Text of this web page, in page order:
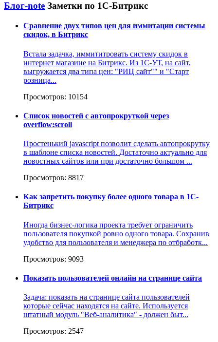
Блог-note Заметки по 1С-Битрикс
Сравнение двух типов цен для иммитации системы
скидок, в Битрикс
Встала задачка, иммититровать систему скидок в
интернет магазине на Битрикс. Из 1С-УТ, на сайт,
выгружается два типа цен: "РИЦ сайт"" и "Старт
розница...
Просмотров: 10154
Список новостей с автопрокруткой через
overflow:scroll
Простенький javascript позволит сделать автопрокрутку
в шаблоне списка новостей. Достаточно актуально для
новостных сайтов или при достаточно большом ...
Просмотров: 8817
Как запретить покупку более одного товара в 1С-
Битрикс
Иногда бизнес-логика проекта требует ограничить
пользователя покупкой ровно одного товара. Сохранив
удобство для пользователя и менеджера по отбработк...
Просмотров: 9093
Показать пользователей онлайн на странице сайта
Задача: показать на странице сайта пользователей
которые сейчас находятся на сайте. Используется
штатный модуль "Веб-аналитика" - должен быт...
Просмотров: 2547